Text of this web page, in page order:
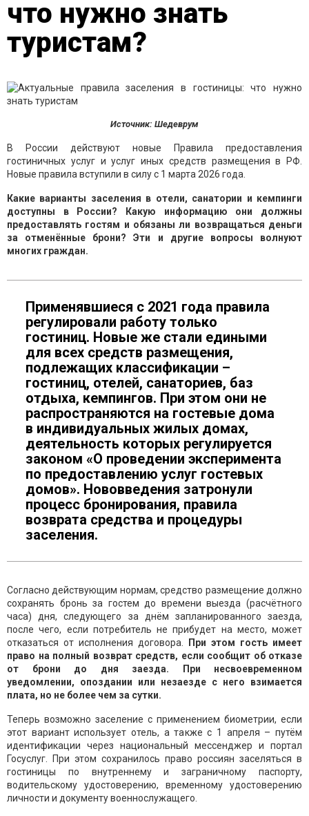
что нужно знать
туристам?
Источник: Шедеврум
В России действуют новые Правила предоставления
гостиничных услуг и услуг иных средств размещения в РФ.
Новые правила вступили в силу с 1 марта 2026 года.
Какие варианты заселения в отели, санатории и кемпинги
доступны в России? Какую информацию они должны
предоставлять гостям и обязаны ли возвращаться деньги
за отменённые брони? Эти и другие вопросы волнуют
многих граждан.
Применявшиеся с 2021 года правила
регулировали работу только
гостиниц. Новые же стали едиными
для всех средств размещения,
подлежащих классификации –
гостиниц, отелей, санаториев, баз
отдыха, кемпингов. При этом они не
распространяются на гостевые дома
в индивидуальных жилых домах,
деятельность которых регулируется
законом «О проведении эксперимента
по предоставлению услуг гостевых
домов». Нововведения затронули
процесс бронирования, правила
возврата средства и процедуры
заселения.
Согласно действующим нормам, средство размещение должно
сохранять бронь за гостем до времени выезда (расчётного
часа) дня, следующего за днём запланированного заезда,
после чего, если потребитель не прибудет на место, может
отказаться от исполнения договора.
При этом гость имеет
право на полный возврат средств, если сообщит об отказе
от брони до дня заезда. При несвоевременном
уведомлении, опоздании или незаезде с него взимается
плата, но не более чем за сутки.
Теперь возможно заселение с применением биометрии, если
этот вариант использует отель, а также с 1 апреля – путём
идентификации через национальный мессенджер и портал
Госуслуг. При этом сохранилось право россиян заселяться в
гостиницы по внутреннему и заграничному паспорту,
водительскому удостоверению, временному удостоверению
личности и документу военнослужащего.